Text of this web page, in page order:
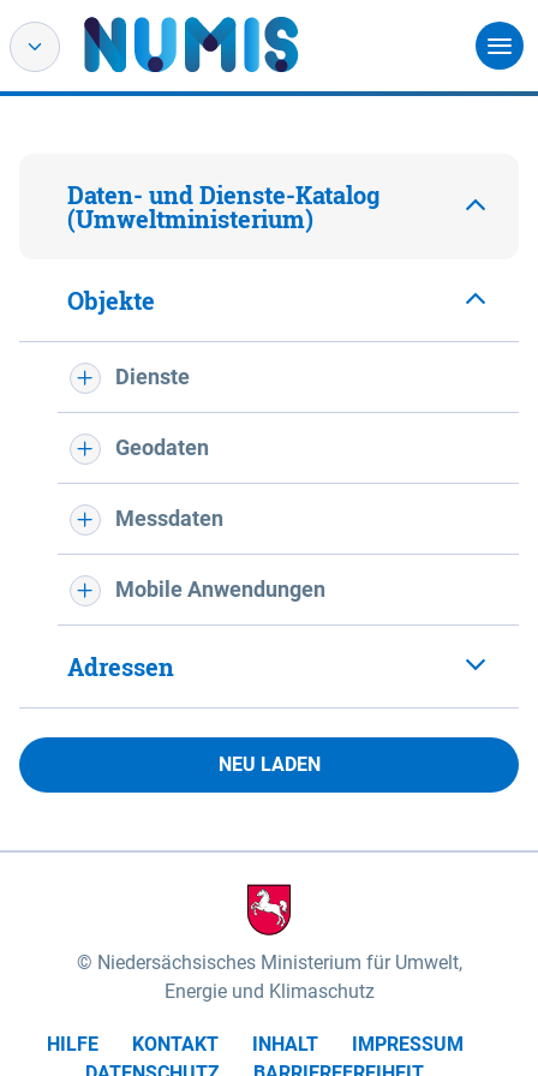
Daten- und Dienste-Katalog
(Umweltministerium)
Objekte
Dienste
Geodaten
Messdaten
Mobile Anwendungen
Adressen
NEU LADEN
Niedersächsisches Ministerium für Umwelt,
Energie und Klimaschutz
HILFE KONTAKT INHALT
IMPRESSUM